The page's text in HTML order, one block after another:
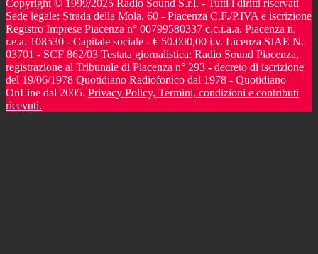
Copyright © 1999/2025 Radio Sound S.r.l. - Tutti i diritti riservati
Sede legale: Strada della Mola, 60 - Piacenza C.F./P.IVA e iscrizione
Registro Imprese Piacenza n° 00799580337 c.c.i.a.a. Piacenza n.
r.e.a. 108530 - Capitale sociale - € 50.000,00 i.v. Licenza SIAE N.
03701 - SCF 862/03 Testata giornalistica: Radio Sound Piacenza,
registrazione al Tribunale di Piacenza n° 293 - decreto di iscrizione
del 19/06/1978 Quotidiano Radiofonico dal 1978 - Quotidiano
OnLine dal 2005. Privacy Policy, Termini, condizioni e contributi
ricevuti.